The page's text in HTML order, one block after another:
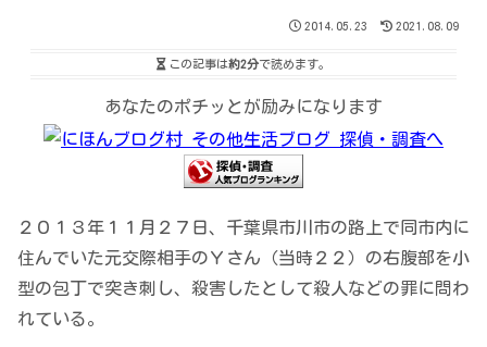
2014.05.23 2021.08.09
この記事は約2分で読めます。
あなたのポチッとが励みになります
２０１３年１１月２７日、千葉県市川市の路上で同市内に
住んでいた元交際相手のＹさん（当時２２）の右腹部を小
型の包丁で突き刺し、殺害したとして殺人などの罪に問わ
れている。